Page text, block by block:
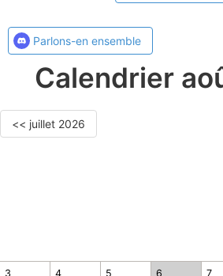
Parlons-en ensemble
Calendrier
<< juillet 2026
3 4 5 6 7